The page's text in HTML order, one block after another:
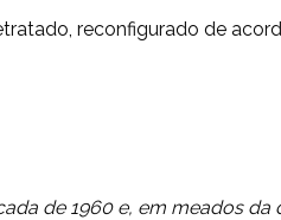
reconfigurado de
de 1960 e, em meados da